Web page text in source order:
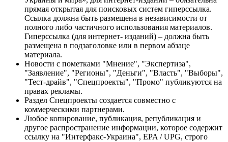
прямая открытая для поисковых систем гиперссылка.
Ссылка должна быть размещена в независимости от
полного либо частичного использования материалов.
Гиперссылка (для интернет- изданий) – должна быть
размещена в подзаголовке или в первом абзаце
материала.
Новости с пометками "Мнение", "Экспертиза",
"Заявление", "Регионы", "Деньги", "Власть", "Выборы",
"Тест-драйв", "Спецпроекты", "Промо" публикуются на
правах рекламы.
Раздел Спецпроекты создается совместно с
коммерческими партнерами.
Любое копирование, публикация, републикация и
другое распространение информации, которое содержит
ссылку на "Интерфакс-Украина", EPA / UPG, строго